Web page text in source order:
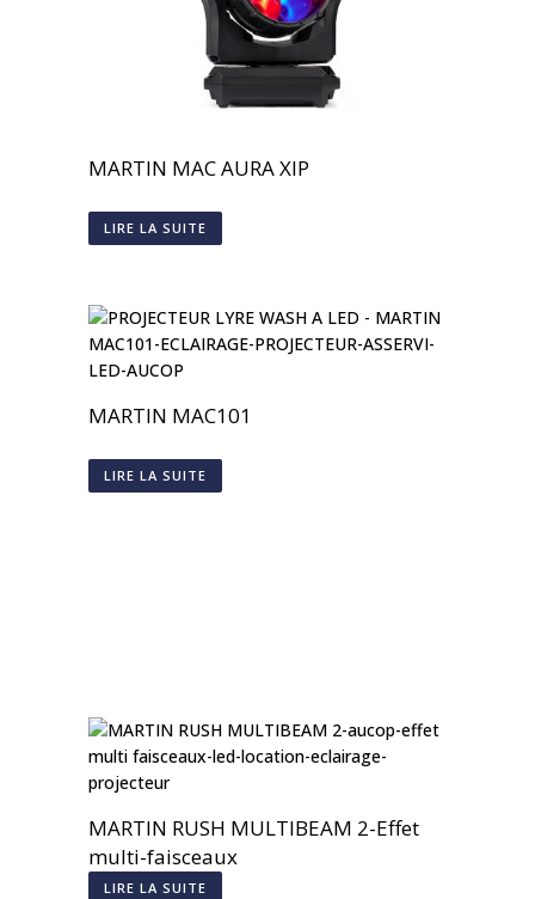
MARTIN MAC AURA XIP
LIRE LA SUITE
MARTIN MAC101
LIRE LA SUITE
MARTIN RUSH MULTIBEAM 2-Effet
multi-faisceaux
LIRE LA SUITE